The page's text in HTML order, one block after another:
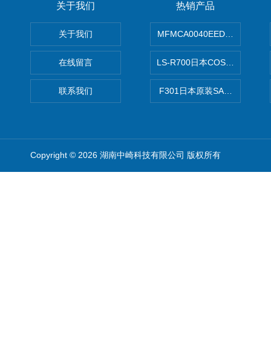
关于我们
关于我们
在线留言
联系我们
热销产品
MFMCA0040EED-H日本
LS-R700日本COSMO科斯莫
F301日本原装SANAI三爱旋
Copyright © 2026 湖南中崎科技有限公司 版权所有